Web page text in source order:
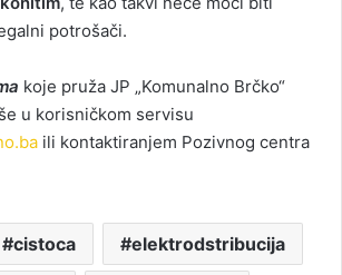
potrošači.
koje pruža JP „Komunalno Brčko“
u korisničkom servisu
ili kontaktiranjem Pozivnog centra
cistoca elektrodstribucija